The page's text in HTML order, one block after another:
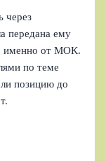
через
передана ему
именно от МОК.
по теме
позицию до